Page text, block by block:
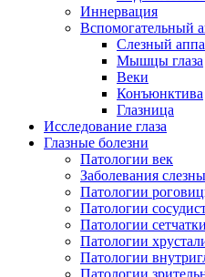
Иннервация
Вспомогательный
Слезный
Мышцы глаза
Веки
Конъюнктива
Глазница
Исследование глаза
Глазные болезни
Патологии век
Заболевания
Патологии
Патологии
Патологии сетчатки
Патологии
Патологии